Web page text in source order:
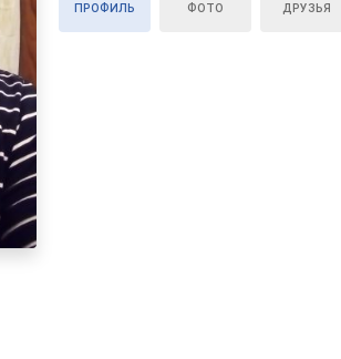
ПРОФИЛЬ ФОТО ДРУЗЬЯ